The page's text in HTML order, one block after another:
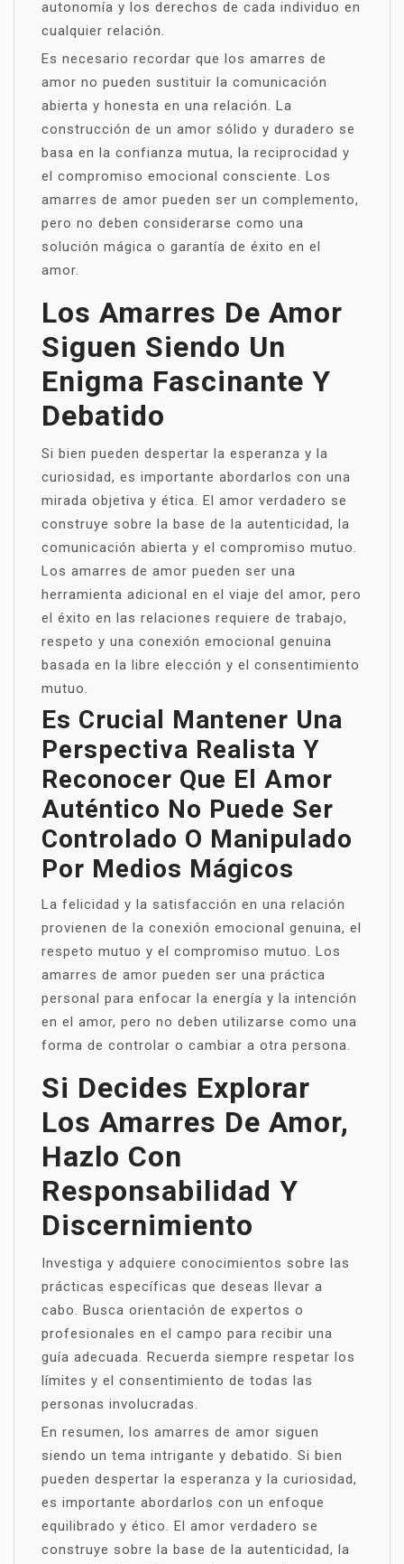
autonomía y los derechos de cada individuo en
cualquier relación.
Es necesario recordar que los amarres de
amor no pueden sustituir la comunicación
abierta y honesta en una relación. La
construcción de un amor sólido y duradero se
basa en la confianza mutua, la reciprocidad y
el compromiso emocional consciente. Los
amarres de amor pueden ser un complemento,
pero no deben considerarse como una
solución mágica o garantía de éxito en el
amor.
Los Amarres De Amor
Siguen Siendo Un
Enigma Fascinante Y
Debatido
Si bien pueden despertar la esperanza y la
curiosidad, es importante abordarlos con una
mirada objetiva y ética. El amor verdadero se
construye sobre la base de la autenticidad, la
comunicación abierta y el compromiso mutuo.
Los amarres de amor pueden ser una
herramienta adicional en el viaje del amor, pero
el éxito en las relaciones requiere de trabajo,
respeto y una conexión emocional genuina
basada en la libre elección y el consentimiento
mutuo.
Es Crucial Mantener Una
Perspectiva Realista Y
Reconocer Que El Amor
Auténtico No Puede Ser
Controlado O Manipulado
Por Medios Mágicos
La felicidad y la satisfacción en una relación
provienen de la conexión emocional genuina, el
respeto mutuo y el compromiso mutuo. Los
amarres de amor pueden ser una práctica
personal para enfocar la energía y la intención
en el amor, pero no deben utilizarse como una
forma de controlar o cambiar a otra persona.
Si Decides Explorar
Los Amarres De Amor,
Hazlo Con
Responsabilidad Y
Discernimiento
Investiga y adquiere conocimientos sobre las
prácticas específicas que deseas llevar a
cabo. Busca orientación de expertos o
profesionales en el campo para recibir una
guía adecuada. Recuerda siempre respetar los
límites y el consentimiento de todas las
personas involucradas.
En resumen, los amarres de amor siguen
siendo un tema intrigante y debatido. Si bien
pueden despertar la esperanza y la curiosidad,
es importante abordarlos con un enfoque
equilibrado y ético. El amor verdadero se
construye sobre la base de la autenticidad, la